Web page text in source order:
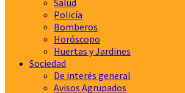
Salúd
Policía
Bomberos
Horóscopo
Huertas y Jardines
Sociedad
De interés general
Avisos Agrupados